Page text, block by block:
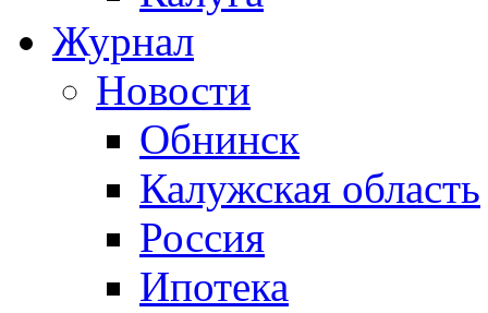
Журнал
Новости
Обнинск
Калужская область
Россия
Ипотека